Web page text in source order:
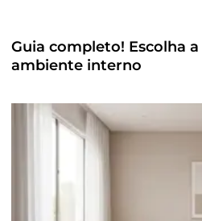
Guia completo! Escolha
ambiente interno